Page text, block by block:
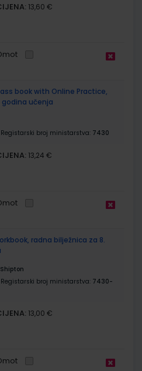
13,60 €
Class book with Online Practice,
godina učenja
Registarski broj ministarstva: 7430
13,24 €
radna bilježnica za 8.
Registarski broj ministarstva: 7430-
13,00 €